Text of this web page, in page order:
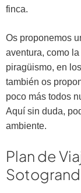
finca.
Os proponemos
aventura, como
piragüismo, en
también os
poco más todos
Aquí sin duda,
ambiente.
Plan de